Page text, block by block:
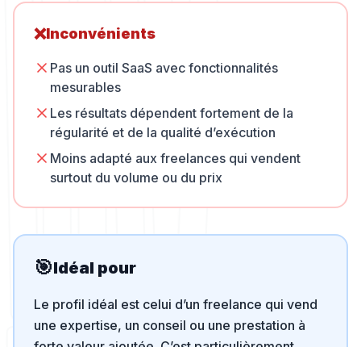
❌Inconvénients
Pas un outil SaaS avec fonctionnalités
mesurables
Les résultats dépendent fortement de la
régularité et de la qualité d’exécution
Moins adapté aux freelances qui vendent
surtout du volume ou du prix
🎯Idéal pour
Le profil idéal est celui d’un freelance qui vend
une expertise, un conseil ou une prestation à